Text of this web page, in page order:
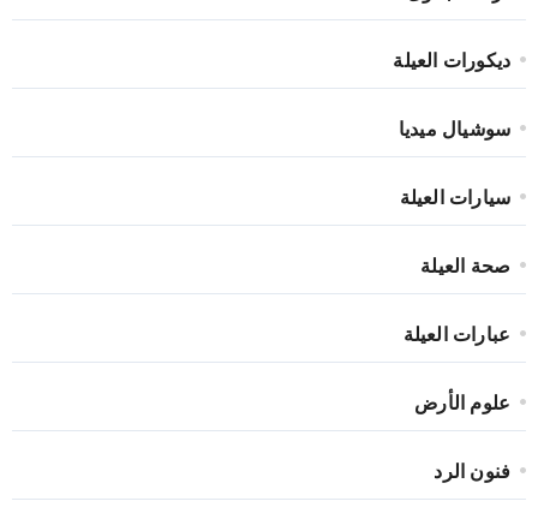
ديكورات العيلة
سوشيال ميديا
سيارات العيلة
صحة العيلة
عبارات العيلة
علوم الأرض
فنون الرد